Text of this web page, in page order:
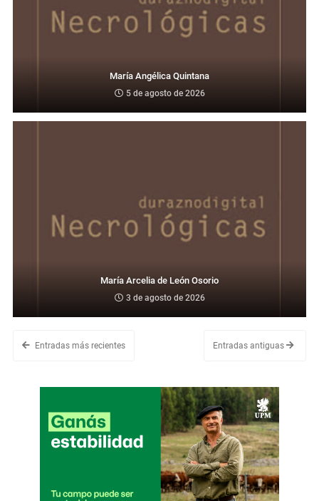
María Angélica Quintana
5 de agosto de 2026
María Arcelia de León Osorio
3 de agosto de 2026
Entradas más recientes Entradas antiguas